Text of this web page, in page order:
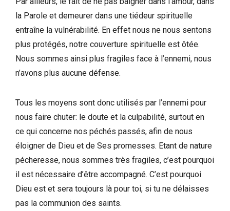
la Parole et demeurer dans une tiédeur spirituelle
entraîne la vulnérabilité. En effet nous ne nous sentons
plus protégés, notre couverture spirituelle est ôtée.
Nous sommes ainsi plus fragiles face à l’ennemi, nous
n’avons plus aucune défense.
Tous les moyens sont donc utilisés par l’ennemi pour
nous faire chuter: le doute et la culpabilité, surtout en
ce qui concerne nos péchés passés, afin de nous
éloigner de Dieu et de Ses promesses. Etant de nature
pécheresse, nous sommes très fragiles, c’est pourquoi
il est nécessaire d’être accompagné. C’est pourquoi
Dieu est et sera toujours là pour toi, si tu ne délaisses
pas la communion des saints.